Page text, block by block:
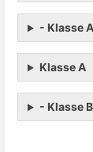
- Klasse
Klasse A
- Klasse